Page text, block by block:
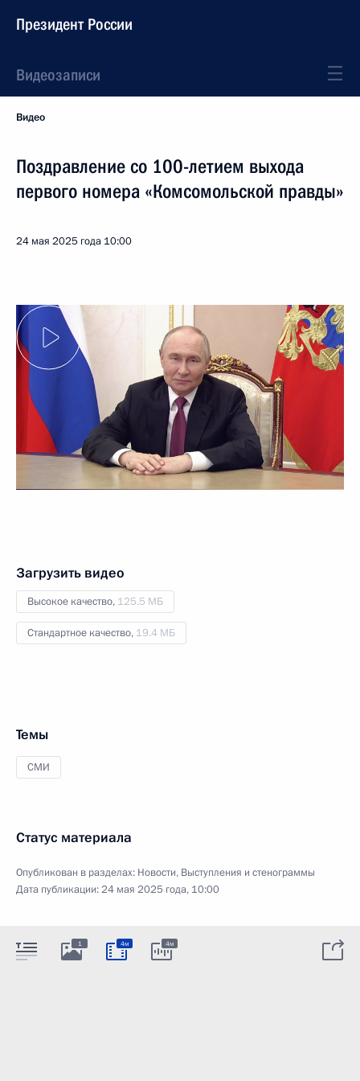
Президент России
Видеозаписи
Видео
Поздравление со 100-летием выхода
первого номера «Комсомольской правды»
24 мая 2025 года 10:00
Загрузить видео
Высокое качество, 125.5 МБ
Стандартное качество, 19.4 МБ
Темы
СМИ
Статус материала
Опубликован в разделах: Новости, Выступления и стенограммы
Дата публикации:24 мая 2025 года, 10:00
1 4м 4м